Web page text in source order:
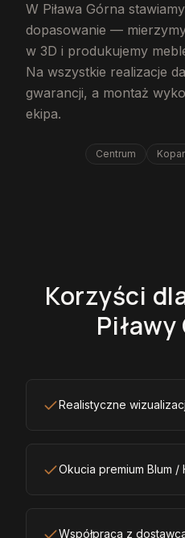
W Piława Górna
dopasowanie —
w 3D i produkujemy
Na wszystkie realizacje
gwarancji, a montaż
ekipa.
Centrum
Korzyści
Realistyczne
Okucia premium Blum
Współpraca z